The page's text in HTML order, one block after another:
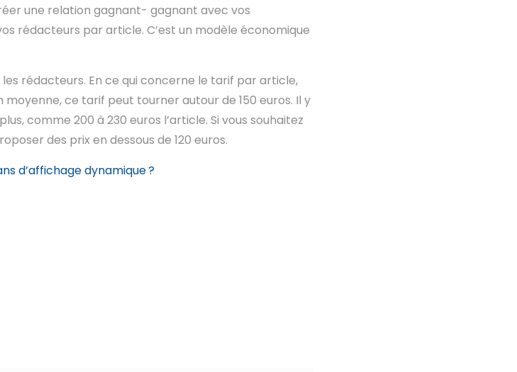
une relation gagnant- gagnant avec vos
rédacteurs par article. C’est un modèle économique
rédacteurs. En ce qui concerne le tarif par article,
ce tarif peut tourner autour de 150 euros. Il y
comme 200 à 230 euros l’article. Si vous souhaitez
des prix en dessous de 120 euros.
d’affichage dynamique ?